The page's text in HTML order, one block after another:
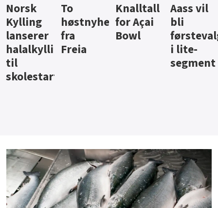
Knalltall
for Açai
Bowl
Aass vil
bli
førstevalg
i lite-
Brus og
jus fra
Berentsen
Hard
iste fra
Hansa